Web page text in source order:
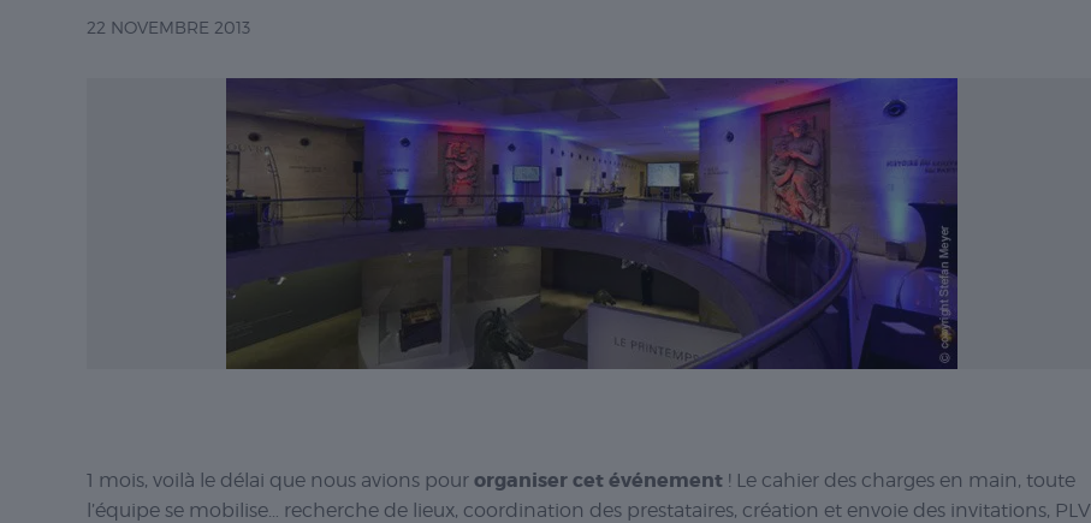
22 NOVEMBRE 2013
1 mois, voilà le délai que nous avions pour organiser cet événement ! Le cahier des charges en main, toute
l’équipe se mobilise… recherche de lieux, coordination des prestataires, création et envoie des invitations, PLV